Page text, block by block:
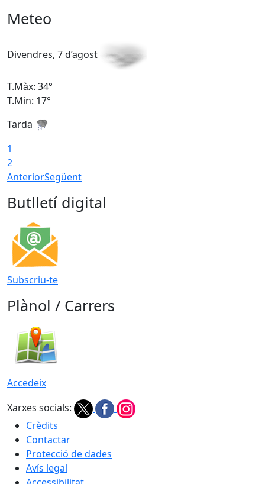
Meteo
Divendres, 7 d’agost
T.Màx: 34°
T.Min: 17°
Tarda
1
2
AnteriorSegüent
Butlletí digital
Subscriu-te
Plànol / Carrers
Accedeix
Xarxes socials:
Crèdits
Contactar
Protecció de dades
Avís legal